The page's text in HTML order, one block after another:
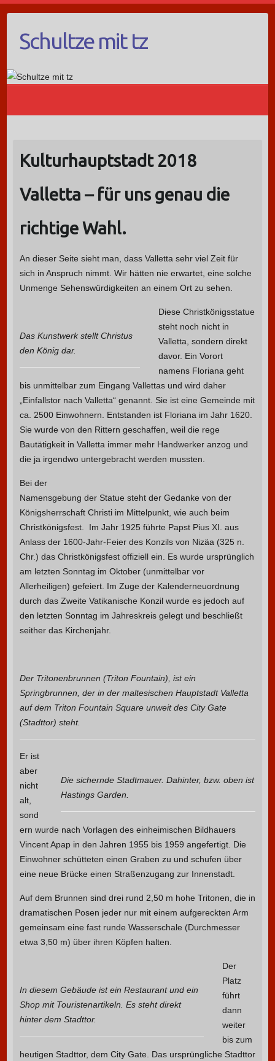
Schultze mit tz
Kulturhauptstadt 2018
Valletta – für uns genau die
richtige Wahl.
An dieser Seite sieht man, dass Valletta sehr viel Zeit für
sich in Anspruch nimmt. Wir hätten nie erwartet, eine solche
Unmenge Sehenswürdigkeiten an einem Ort zu sehen.
Das Kunstwerk stellt Christus
den König dar.
Diese Christkönigsstatue
steht noch nicht in
Valletta, sondern direkt
davor. Ein Vorort
namens Floriana geht
bis unmittelbar zum Eingang Vallettas und wird daher
„Einfallstor nach Valletta“ genannt. Sie ist eine Gemeinde mit
ca. 2500 Einwohnern. Entstanden ist Floriana im Jahr 1620.
Sie wurde von den Rittern geschaffen, weil die rege
Bautätigkeit in Valletta immer mehr Handwerker anzog und
die ja irgendwo untergebracht werden mussten.
Bei der
Namensgebung der Statue steht der Gedanke von der
Königsherrschaft Christi im Mittelpunkt, wie auch beim
Christkönigsfest. Im Jahr 1925 führte Papst Pius XI. aus
Anlass der 1600-Jahr-Feier des Konzils von Nizäa (325 n.
Chr.) das Christkönigsfest offiziell ein. Es wurde ursprünglich
am letzten Sonntag im Oktober (unmittelbar vor
Allerheiligen) gefeiert. Im Zuge der Kalenderneuordnung
durch das Zweite Vatikanische Konzil wurde es jedoch auf
den letzten Sonntag im Jahreskreis gelegt und beschließt
seither das Kirchenjahr.
Der Tritonenbrunnen (Triton Fountain), ist ein
Springbrunnen, der in der maltesischen Hauptstadt Valletta
auf dem Triton Fountain Square unweit des City Gate
(Stadttor) steht.
Die sichernde Stadtmauer. Dahinter, bzw. oben ist
Hastings Garden.
Er ist
aber
nicht
alt,
sond
ern wurde nach Vorlagen des einheimischen Bildhauers
Vincent Apap in den Jahren 1955 bis 1959 angefertigt. Die
Einwohner schütteten einen Graben zu und schufen über
eine neue Brücke einen Straßenzugang zur Innenstadt.
Auf dem Brunnen sind drei rund 2,50 m hohe Tritonen, die in
dramatischen Posen jeder nur mit einem aufgereckten Arm
gemeinsam eine fast runde Wasserschale (Durchmesser
etwa 3,50 m) über ihren Köpfen halten.
In diesem Gebäude ist ein Restaurant und ein
Shop mit Touristenartikeln. Es steht direkt
hinter dem Stadttor.
Der
Platz
führt
dann
weiter
bis zum
heutigen Stadttor, dem City Gate. Das ursprüngliche Stadttor